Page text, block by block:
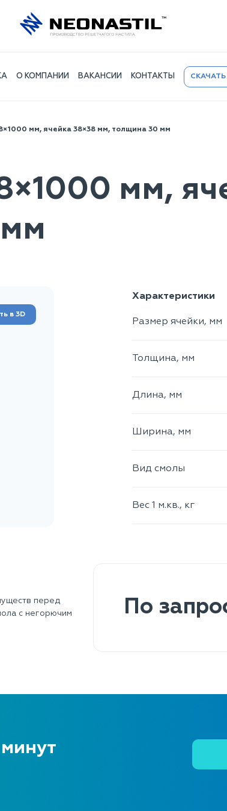
О КОМПАНИИ ВАКАНСИИ КОНТАКТЫ
мм, ячейка 38×38 мм, толщина 30 мм
мм,
в 3D
Характеристики
Размер ячейки, мм
Толщина, мм
Длина, мм
Ширина, мм
Вид смолы
Вес 1 м.кв., кг
перед
с негорючим
По